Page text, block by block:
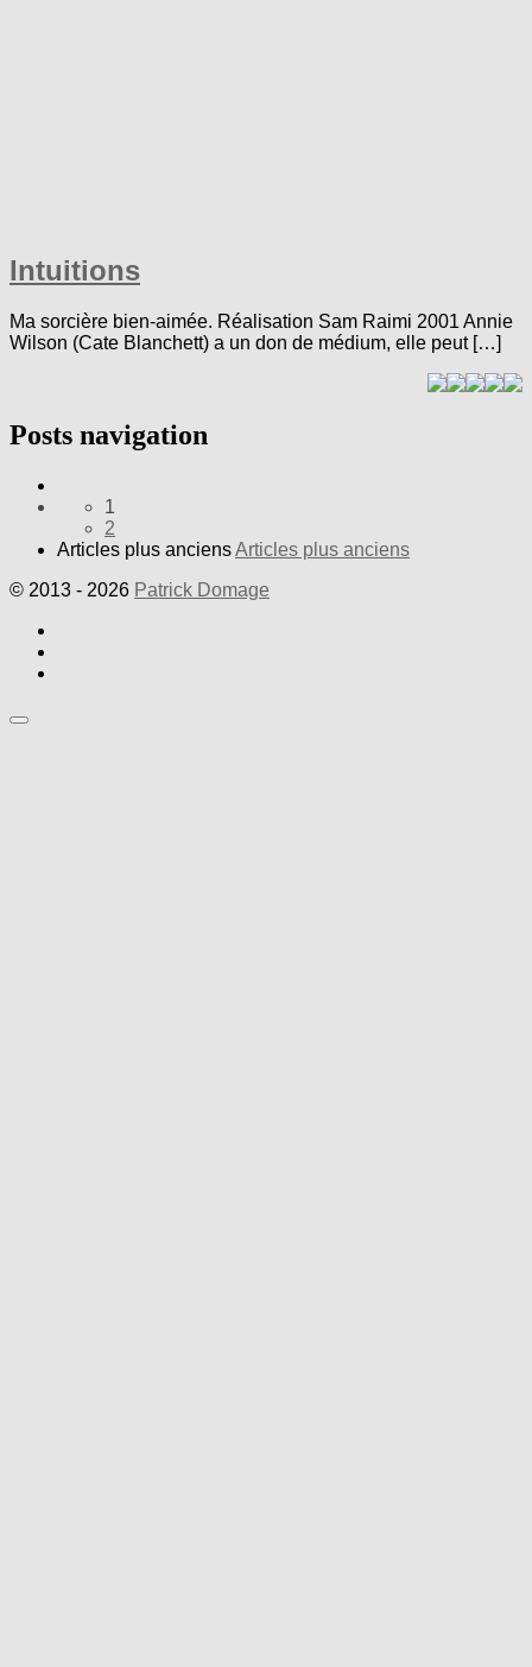
Intuitions
Ma sorcière bien-aimée. Réalisation Sam Raimi 2001 Annie
Wilson (Cate Blanchett) a un don de médium, elle peut […]
Posts navigation
1
2
Articles plus anciensArticles plus anciens
© 2013 - 2026 Patrick Domage